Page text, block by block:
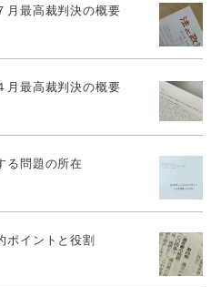
月最高裁判決の概要
月最高裁判決の概要
る問題の所在
ポイントと役割